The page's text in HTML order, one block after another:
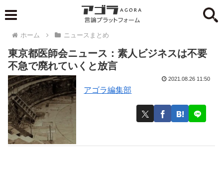
ホーム ニュースまとめ
東京都医師会ニュース：素人ビジネスは不要
不急で廃れていくと放言
アゴラ編集部
2021.08.26 11:50